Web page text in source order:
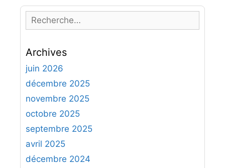
e
h
e
r
h
e
r
:
Archives
juin 2026
décembre 2025
novembre 2025
octobre 2025
septembre 2025
avril 2025
décembre 2024